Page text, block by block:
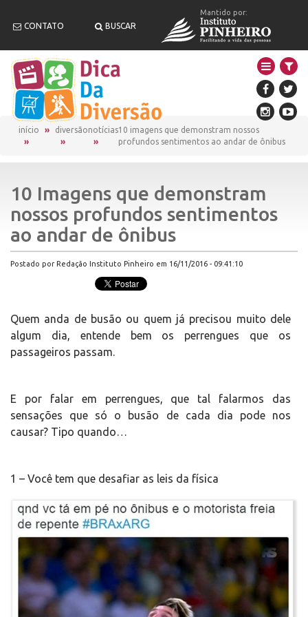
CONTATO BUSCAR
Mantido por:
início diversãonotícias10 imagens que demonstram nossos
profundos sentimentos ao andar de ônibus
10 Imagens que demonstram
nossos profundos sentimentos
ao andar de ônibus
Postado por Redação Instituto Pinheiro em 16/11/2016 - 09:41:10
Quem anda de busão ou quem já precisou muito dele
algum dia, entende bem os perrengues que os
passageiros passam.
E por falar em perrengues, que tal falarmos das
sensações que só o busão de cada dia pode nos
causar? Tipo quando…
1 – Você tem que desafiar as leis da física